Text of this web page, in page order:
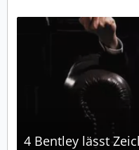
4 Bentley lässt